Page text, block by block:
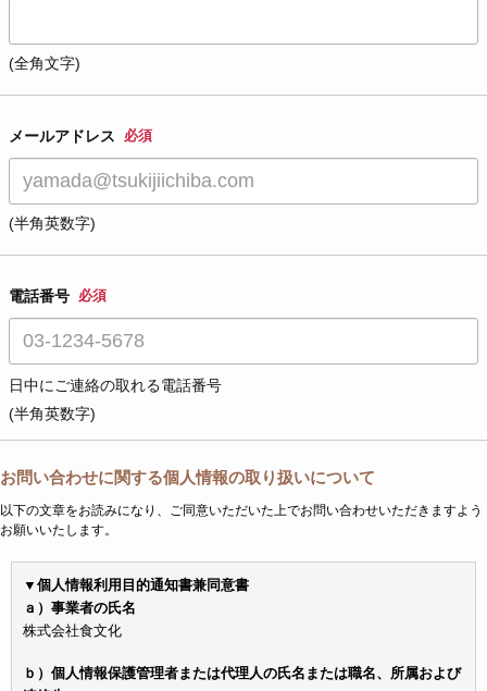
(全角文字)
メールアドレス 必須
(半角英数字)
電話番号 必須
日中にご連絡の取れる電話番号
(半角英数字)
お問い合わせに関する個人情報の取り扱いについて
以下の文章をお読みになり、ご同意いただいた上でお問い合わせいただきますよう
お願いいたします。
▼個人情報利用目的通知書兼同意書
ａ）事業者の氏名
株式会社食文化
ｂ）個人情報保護管理者または代理人の氏名または職名、所属および